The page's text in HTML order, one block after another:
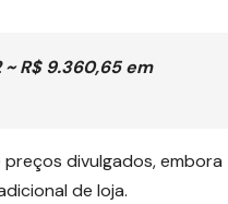
R$ 9.360,65 em
divulgados, embora
de loja.